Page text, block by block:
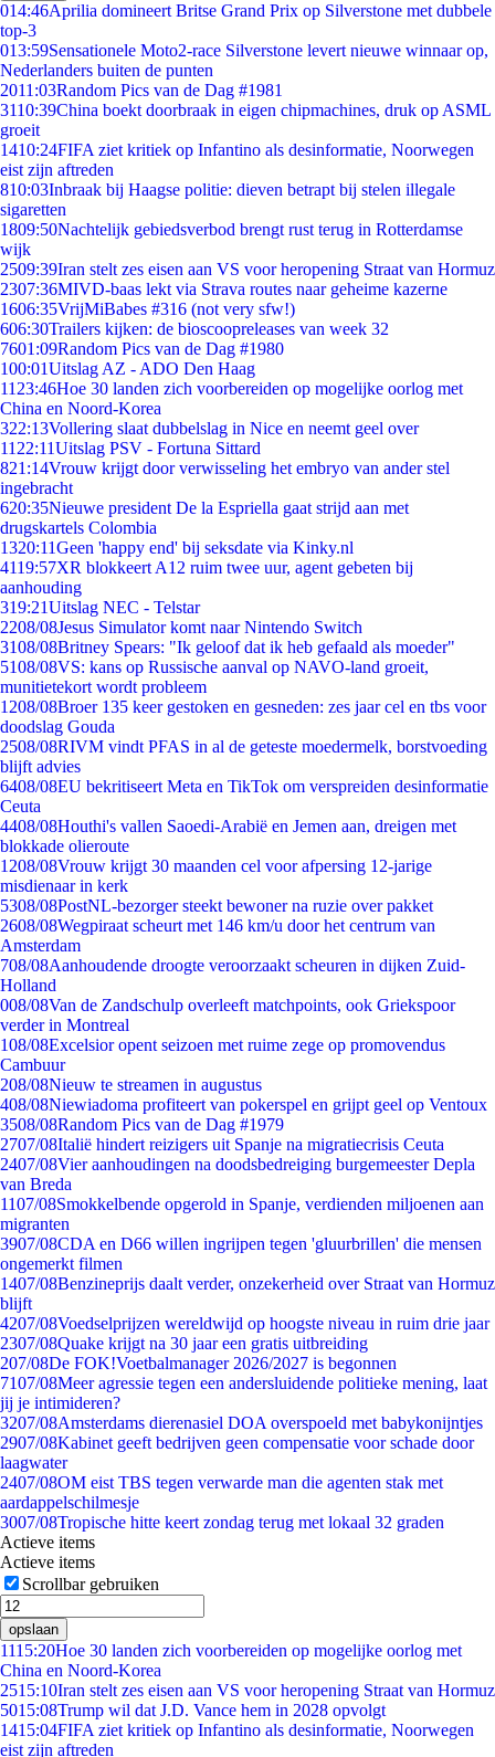
014:46Aprilia domineert Britse Grand Prix op Silverstone met dubbele
top-3
013:59Sensationele Moto2-race Silverstone levert nieuwe winnaar op,
Nederlanders buiten de punten
2011:03Random Pics van de Dag #1981
3110:39China boekt doorbraak in eigen chipmachines, druk op ASML
groeit
1410:24FIFA ziet kritiek op Infantino als desinformatie, Noorwegen
eist zijn aftreden
810:03Inbraak bij Haagse politie: dieven betrapt bij stelen illegale
sigaretten
1809:50Nachtelijk gebiedsverbod brengt rust terug in Rotterdamse
wijk
2509:39Iran stelt zes eisen aan VS voor heropening Straat van Hormuz
2307:36MIVD-baas lekt via Strava routes naar geheime kazerne
1606:35VrijMiBabes #316 (not very sfw!)
606:30Trailers kijken: de bioscoopreleases van week 32
7601:09Random Pics van de Dag #1980
100:01Uitslag AZ - ADO Den Haag
11 23:46Hoe 30 landen zich voorbereiden op mogelijke oorlog met
China en Noord-Korea
322:13Vollering slaat dubbelslag in Nice en neemt geel over
11 22:11Uitslag PSV - Fortuna Sittard
821:14Vrouw krijgt door verwisseling het embryo van ander stel
ingebracht
620:35Nieuwe president De la Espriella gaat strijd aan met
drugskartels Colombia
1320:11Geen 'happy end' bij seksdate via Kinky.nl
4119:57XR blokkeert A12 ruim twee uur, agent gebeten bij
aanhouding
319:21Uitslag NEC - Telstar
2208/08Jesus Simulator komt naar Nintendo Switch
3108/08Britney Spears: "Ik geloof dat ik heb gefaald als moeder"
5108/08VS: kans op Russische aanval op NAVO-land groeit,
munitietekort wordt probleem
1208/08Broer 135 keer gestoken en gesneden: zes jaar cel en tbs voor
doodslag Gouda
2508/08RIVM vindt PFAS in al de geteste moedermelk, borstvoeding
blijft advies
6408/08EU bekritiseert Meta en TikTok om verspreiden desinformatie
Ceuta
4408/08Houthi's vallen Saoedi-Arabië en Jemen aan, dreigen met
blokkade olieroute
1208/08Vrouw krijgt 30 maanden cel voor afpersing 12-jarige
misdienaar in kerk
5308/08PostNL-bezorger steekt bewoner na ruzie over pakket
2608/08Wegpiraat scheurt met 146 km/u door het centrum van
Amsterdam
708/08Aanhoudende droogte veroorzaakt scheuren in dijken Zuid-
Holland
008/08Van de Zandschulp overleeft matchpoints, ook Griekspoor
verder in Montreal
108/08Excelsior opent seizoen met ruime zege op promovendus
Cambuur
208/08Nieuw te streamen in augustus
408/08Niewiadoma profiteert van pokerspel en grijpt geel op Ventoux
3508/08Random Pics van de Dag #1979
2707/08Italië hindert reizigers uit Spanje na migratiecrisis Ceuta
2407/08Vier aanhoudingen na doodsbedreiging burgemeester Depla
van Breda
1107/08Smokkelbende opgerold in Spanje, verdienden miljoenen aan
migranten
3907/08CDA en D66 willen ingrijpen tegen 'gluurbrillen' die mensen
ongemerkt filmen
1407/08Benzineprijs daalt verder, onzekerheid over Straat van Hormuz
blijft
4207/08Voedselprijzen wereldwijd op hoogste niveau in ruim drie jaar
2307/08Quake krijgt na 30 jaar een gratis uitbreiding
207/08De FOK!Voetbalmanager 2026/2027 is begonnen
7107/08Meer agressie tegen een andersluidende politieke mening, laat
jij je intimideren?
3207/08Amsterdams dierenasiel DOA overspoeld met babykonijntjes
2907/08Kabinet geeft bedrijven geen compensatie voor schade door
laagwater
2407/08OM eist TBS tegen verwarde man die agenten stak met
aardappelschilmesje
3007/08Tropische hitte keert zondag terug met lokaal 32 graden
Actieve items
Actieve items
Scrollbar gebruiken
opslaan
1115:20Hoe 30 landen zich voorbereiden op mogelijke oorlog met
China en Noord-Korea
2515:10Iran stelt zes eisen aan VS voor heropening Straat van Hormuz
5015:08Trump wil dat J.D. Vance hem in 2028 opvolgt
1415:04FIFA ziet kritiek op Infantino als desinformatie, Noorwegen
eist zijn aftreden